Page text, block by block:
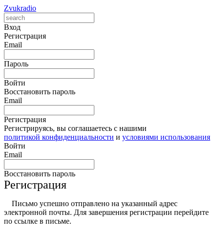
Zvukradio
Вход
Регистрация
Email
Пароль
Войти
Восстановить пароль
Email
Регистрация
Регистрируясь, вы соглашаетесь с нашими
политикой конфиденциальности и условиями использования
Войти
Email
Восстановить пароль
Регистрация
Письмо успешно отправлено на указанный адрес
электронной почты. Для завершения регистрации перейдите
по ссылке в письме.